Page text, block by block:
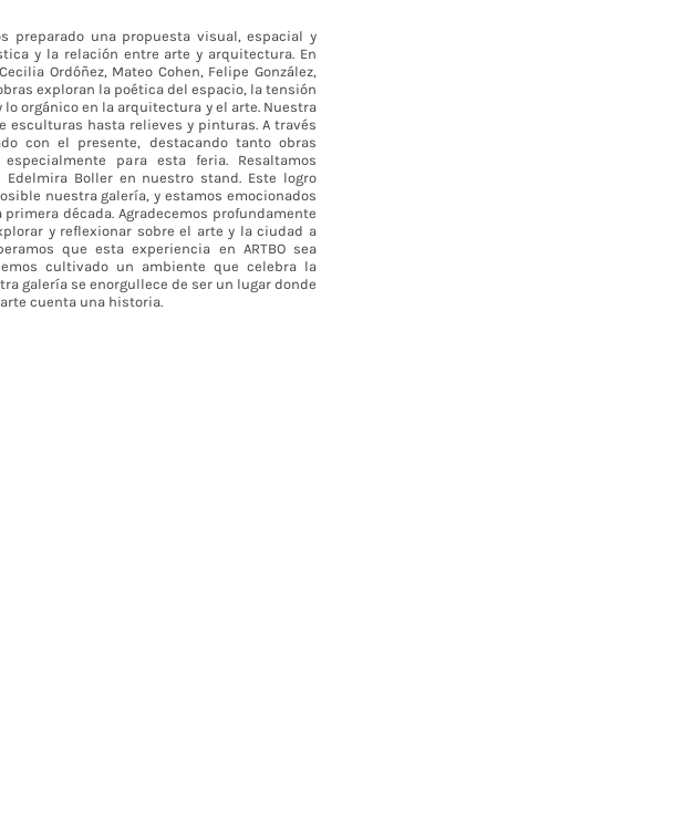
preparado una propuesta visual, espacial y
y la relación entre arte y arquitectura. En
Ordóñez, Mateo Cohen, Felipe González,
exploran la poética del espacio, la tensión
orgánico en la arquitectura y el arte. Nuestra
esculturas hasta relieves y pinturas. A través
con el presente, destacando tanto obras
para esta feria. Resaltamos
Boller en nuestro stand. Este logro
nuestra galería, y estamos emocionados
década. Agradecemos profundamente
y reflexionar sobre el arte y la ciudad a
que esta experiencia en ARTBO sea
cultivado un ambiente que celebra la
galería se enorgullece de ser un lugar donde
cuenta una historia.